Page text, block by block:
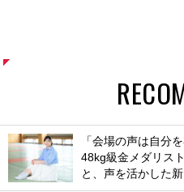
「会場の声は自分
48kg級金メダリス
と、声を活かした